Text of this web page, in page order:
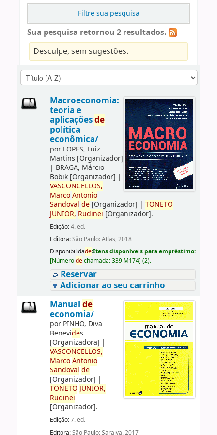
Filtre sua pesquisa
Sua pesquisa retornou 2 resultados.
Desculpe, sem sugestões.
Macroeconomia:
teoria e
aplicaçõesde
política
econômica/
por LOPES, Luiz
Martins [Organizador]
| BRAGA, Márcio
Bobik[Organizador] |
VASCONCELLOS,
Marco Antonio
Sandoval de[Organizador] | TONETO
JUNIOR, Rudinei [Organizador].
Edição:4. ed.
Editora:São Paulo: Atlas, 2018
Disponibilidade:Itens disponíveis para empréstimo:
[Númerodechamada:339 M174] (2).
Reservar
Adicionar ao seu carrinho
Manual de
economia/
por PINHO, Diva
Benevides
[Organizadora] |
VASCONCELLOS,
Marco Antonio
Sandoval de
[Organizador] |
TONETO JUNIOR,
Rudinei
[Organizador].
Edição:7. ed.
Editora:São Paulo: Saraiva, 2017